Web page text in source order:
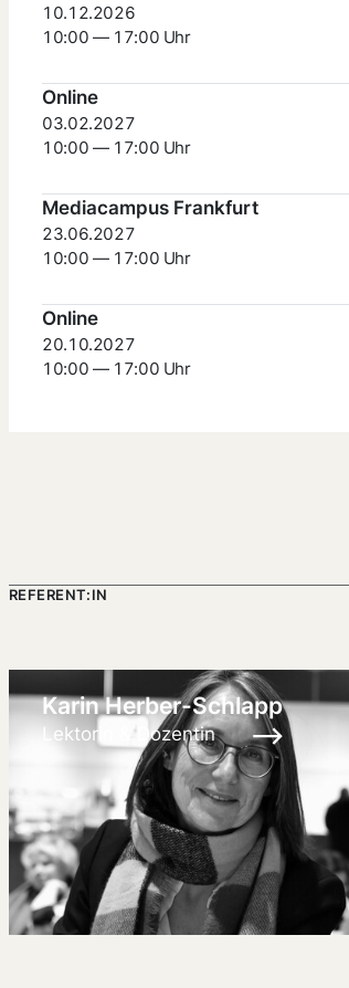
10.12.2026
10:00 — 17:00 Uhr
03.02.2027
10:00 — 17:00 Uhr
Online
23.06.2027
10:00 — 17:00 Uhr
Mediacampus Frankfurt
20.10.2027
10:00 — 17:00 Uhr
Online
REFERENT:IN
Karin Herber-Schlapp
Lektorin & Dozentin